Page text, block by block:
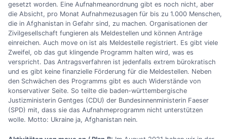
gesetzt worden. Eine Aufnahmeanordnung gibt es noch nicht, aber
die Absicht, pro Monat Aufnahmezusagen für bis zu 1.000 Menschen,
die in Afghanistan in Gefahr sind, zu machen. Organisationen der
Zivilgesellschaft fungieren als Meldestellen und können Anträge
einreichen. Auch move on ist als Meldestelle registriert. Es gibt viele
Zweifel, ob das gut klingende Programm halten wird, was es
verspricht. Das Antragsverfahren ist jedenfalls extrem bürokratisch
und es gibt keine finanzielle Förderung für die Meldestellen. Neben
den Schwächen des Programms gibt es auch Widerstände von
konservativer Seite. So teilte die baden-württembergische
Justizministerin Gentges (CDU) der Bundesinnenministerin Faeser
(SPD) mit, dass sie das Aufnahmeprogramm nicht unterstützen
wolle. Motto: Ukraine ja, Afghanistan nein.